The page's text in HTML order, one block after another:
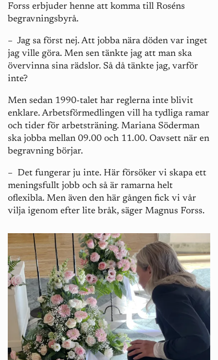
Forss erbjuder henne att komma till Roséns
begravningsbyrå.
– Jag sa först nej. Att jobba nära döden var inget
jag ville göra. Men sen tänkte jag att man ska
övervinna sina rädslor. Så då tänkte jag, varför
inte?
Men sedan 1990-talet har reglerna inte blivit
enklare. Arbetsförmedlingen vill ha tydliga ramar
och tider för arbetsträning. Mariana Söderman
ska jobba mellan 09.00 och 11.00. Oavsett när en
begravning börjar.
–
Det fungerar ju inte. Här försöker vi skapa ett
meningsfullt jobb och så är ramarna helt
oflexibla. Men även den här gången fick vi vår
vilja igenom efter lite bråk, säger Magnus Forss.